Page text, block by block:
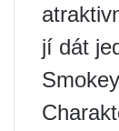
jí dát